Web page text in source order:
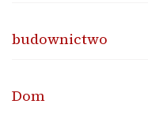
budownictwo
Dom